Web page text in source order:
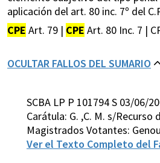
aplicación del art. 80 inc. 7º del
CPE Art. 79 | CPE Art. 80 Inc. 7 |
OCULTAR FALLOS DEL SUMARIO
SCBA LP P 101794 S 03/06/
Carátula: G. ,C. M. s/Recurso
Magistrados Votantes:
Ver el Texto Completo del